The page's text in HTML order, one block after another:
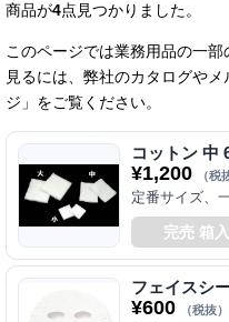
商品が4点見つかりました。
このページでは業務用品の一
見るには、弊社のカタログや
ジ」をご覧ください。
コットン 中
¥1,200 （税
定番サイズ、
完売 箱
フェイスシ
¥600 （税抜）